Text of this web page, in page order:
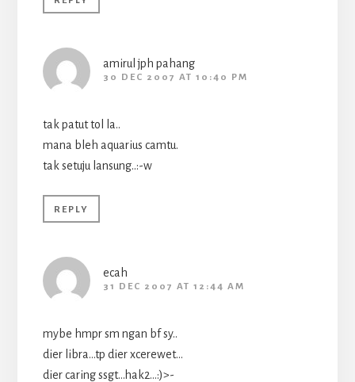
amirul jph pahang
30 DEC 2007 AT 10:40 PM
tak patut tol la..
mana bleh aquarius camtu.
tak setuju lansung..:-w
REPLY
ecah
31 DEC 2007 AT 12:44 AM
mybe hmpr sm ngan bf sy..
dier libra…tp dier xcerewet…
dier caring ssgt…hak2…:)>-